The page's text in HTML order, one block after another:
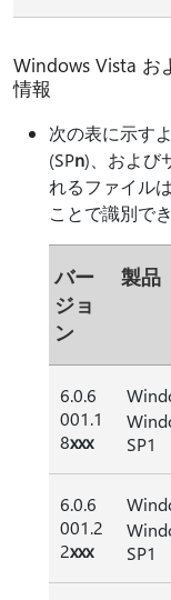
Windows Vista お
情報
次の表に示す
(SPn)、および
れるファイル
ことで識別でき
バー
ジョ
ン
製品
6.0.6
001.1
8xxx
SP1
6.0.6
001.2
2xxx
SP1